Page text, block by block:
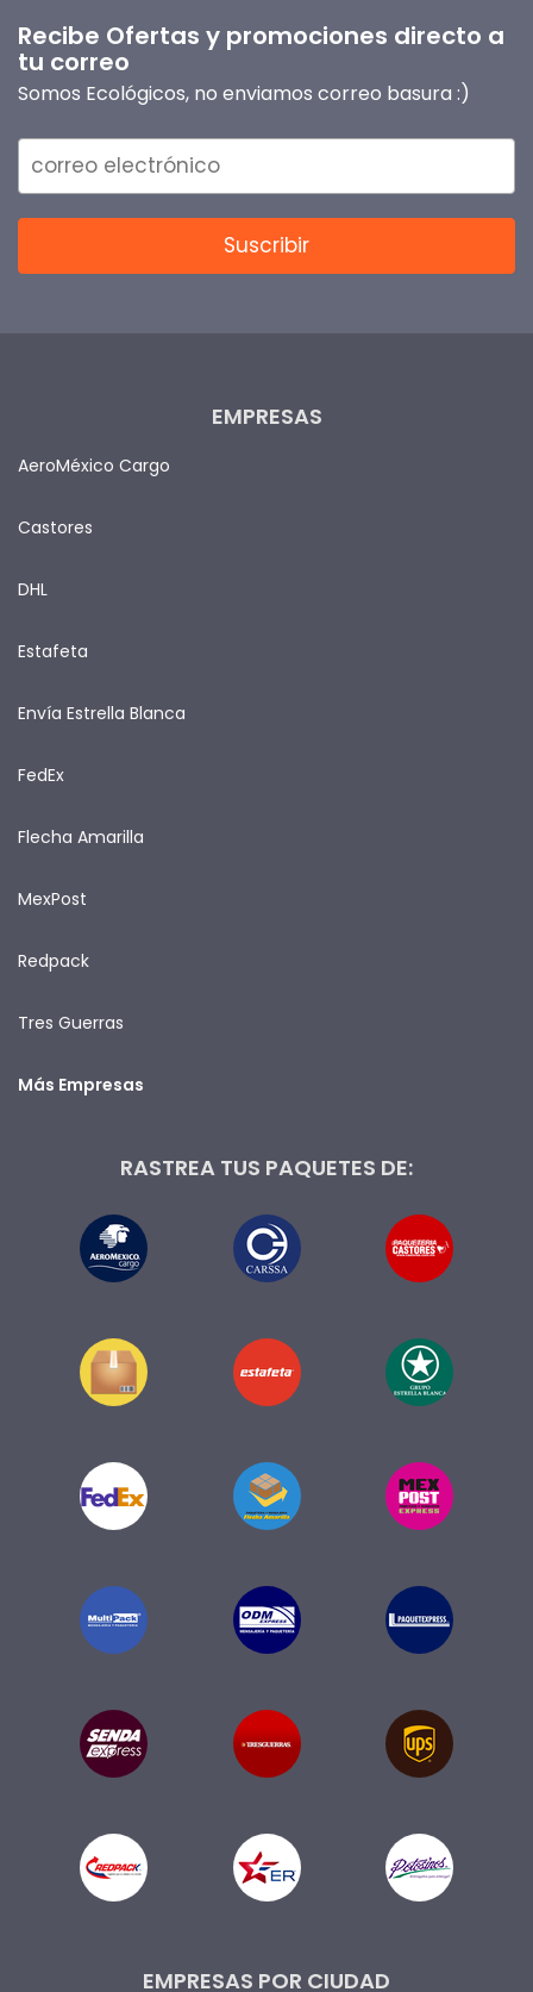
Recibe Ofertas y promociones directo a
tu correo
Somos Ecológicos, no enviamos correo basura :)
EMPRESAS
AeroMéxico Cargo
Castores
DHL
Estafeta
Envía Estrella Blanca
FedEx
Flecha Amarilla
MexPost
Redpack
Tres Guerras
Más Empresas
RASTREA TUS PAQUETES DE:
EMPRESAS POR CIUDAD